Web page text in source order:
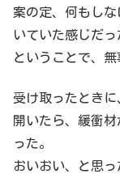
案の定、何もし
いていた感じだっ
ということで、無
受け取ったときに
開いたら、緩衝
った。
おいおい、と思